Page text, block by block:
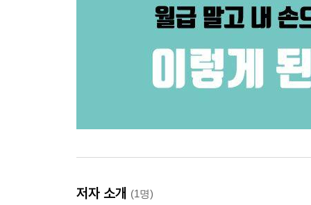
저자 소개 (1명)